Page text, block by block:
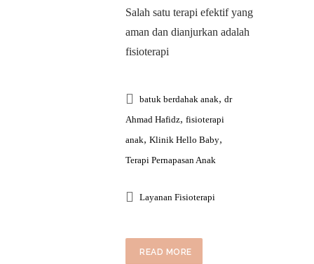
Salah satu terapi efektif yang
aman dan dianjurkan adalah
fisioterapi
batuk berdahak anak, dr
Ahmad Hafidz, fisioterapi
anak, Klinik Hello Baby,
Terapi Pernapasan Anak
Layanan Fisioterapi
READ MORE